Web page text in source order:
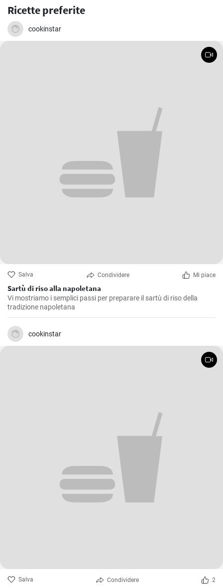
Ricette preferite
cookinstar
Salva Condividere Mi piace
Sartù di riso alla napoletana
Vi mostriamo i semplici passi per preparare il sartù di riso della
tradizione napoletana
cookinstar
Salva Condividere 2